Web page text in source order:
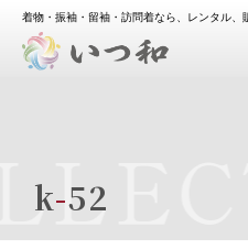
着物・振袖・留袖・訪問着なら、レンタル、
k-52